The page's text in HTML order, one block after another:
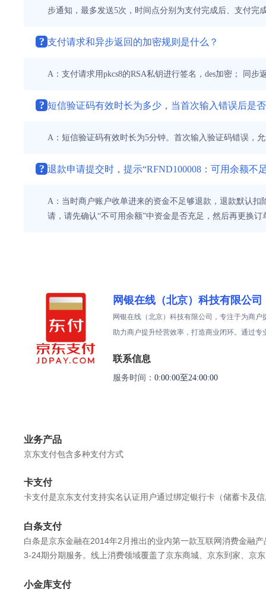
步通知，最多发送5次，时间点分别为支付完成后、支付完
? 支付请求和异步返回的加密规则是什么？
A：支付请求用pkcs8的RSA私钥进行签名，des加密； 同
? 短信验证码有效时长为多少，当首次输入错误后是
A：短信验证码有效时长为5分钟。首次输入验证码错误，
? 退款申请提交时，提示“RFND100008：可用余额不
A：当时商户账户收单进来的资金不足够退款，退款默认
请，请先确认“不可用余额”中资金是否充足，然后再更换订
网银在线（北京）科技有限公司
网银在线（北京）科技有限公司，专注于为商
助力商户提升经营效率，打造商业闭环。通过
联系信息
服务时间： 0:00:00至24:00:00
业务产品
京东支付包含多种支付方式
卡支付
卡支付是京东支付支持实名认证用户通过绑定银行卡（储蓄卡及
白条支付
白条是京东金融在2014年2月推出的业内第一款互联网消费金融
3-24期分期服务。线上消费领域覆盖了京东商城、京东到家、京
小金库支付